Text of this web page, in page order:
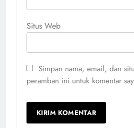
Situs Web
Simpan nama, email, dan
peramban ini untuk komentar